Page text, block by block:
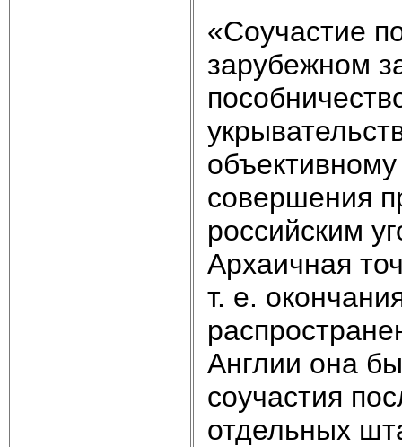
«Соучастие
зарубежном
совершения
российским
Архаичная
т. е.
Англии она
соучастия
отдельных